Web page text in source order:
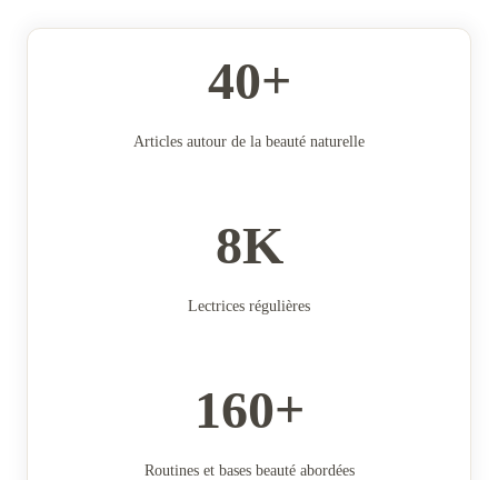
40+
Articles autour de la beauté naturelle
8K
Lectrices régulières
160+
Routines et bases beauté abordées